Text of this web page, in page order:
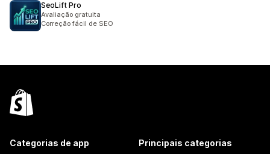
SeoLift Pro
Avaliação gratuita
Correção fácil de SEO
Categorias de app Principais categorias